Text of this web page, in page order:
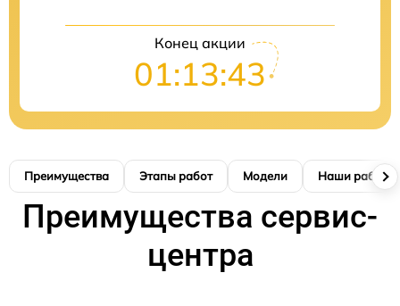
Конец акции
01:13:42
Преимущества Этапы работ Модели Наши работы
Преимущества сервис-
центра